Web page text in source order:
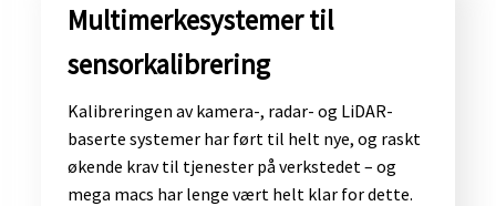
Multimerkesystemer til
sensorkalibrering
Kalibreringen av kamera-, radar- og LiDAR-
baserte systemer har ført til helt nye, og raskt
økende krav til tjenester på verkstedet – og
mega macs har lenge vært helt klar for dette.